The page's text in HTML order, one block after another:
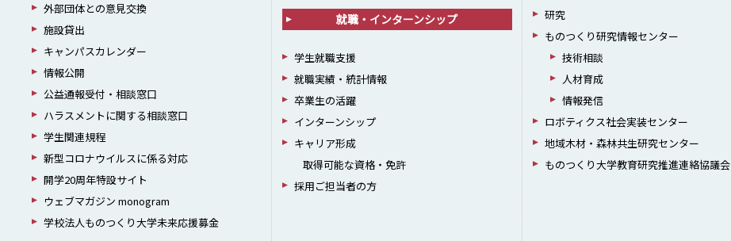
外部団体との意見交換
施設貸出
キャンパスカレンダー
情報公開
公益通報受付・相談窓口
ハラスメントに関する相談窓口
学生関連規程
新型コロナウイルスに係る対応
開学20周年特設サイト
ウェブマガジン monogram
学校法人ものつくり大学未来応援募金
就職・インターンシップ
学生就職支援
就職実績・統計情報
卒業生の活躍
インターンシップ
キャリア形成
取得可能な資格・免許
採用ご担当者の方
研究
ものつくり研究情報センター
技術相談
人材育成
情報発信
ロボティクス社会実装センター
地域木材・森林共生研究センター
ものつくり大学教育研究推進連絡協議会